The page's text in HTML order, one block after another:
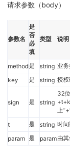
请求参数（body）
参数名
是
否
必
填
类型 说明
method是 string 业务
key
是 string 授
sign 是 string
32
上
t
是 string 时
param 是 param由